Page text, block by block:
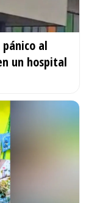
al
un hospital